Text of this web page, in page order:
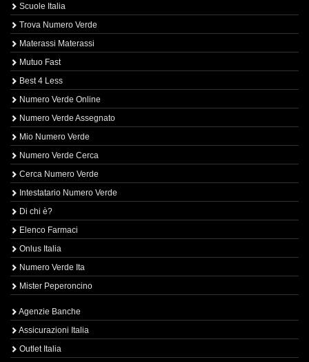
Scuole Italia
Trova Numero Verde
Materassi Materassi
Mutuo Fast
Best 4 Less
Numero Verde Online
Numero Verde Assegnato
Mio Numero Verde
Numero Verde Cerca
Cerca Numero Verde
Intestatario Numero Verde
Di chi è?
Elenco Farmaci
Onlus Italia
Numero Verde Ita
Mister Peperoncino
Agenzie Banche
Assicurazioni Italia
Outlet Italia